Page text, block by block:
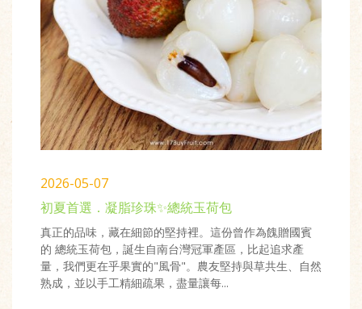
2026-05-07
初夏首選．凝脂珍珠✨總統玉荷包
真正的品味，藏在細節的堅持裡。這份曾作為餽贈國賓
的 總統玉荷包，誕生自南台灣冠軍產區，比起追求產
量，我們更在乎果實的"風骨"。農友堅持與草共生、自然
熟成，並以手工精細疏果，盡量讓每...